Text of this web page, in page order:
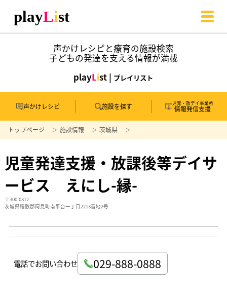
声かけレシピと療育の施設検索
子どもの発達を支える情報が満載
playList | プレイリスト
声かけレシピ 施設を探す 児発・放デイ事業所
情報発信支援
トップページ 施設情報 茨城県
児童発達支援・放課後等デイサ
ービス えにし-縁-
〒300-0312
茨城県稲敷郡阿見町南平台一丁目2213番地2号
電話でお問い合わせ 029-888-0888